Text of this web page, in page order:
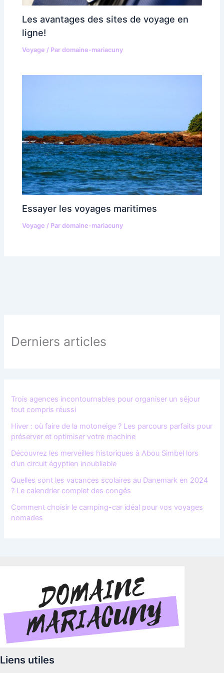
Les avantages des sites de voyage en
ligne!
Voyage / Pardomaine-mariacuny
Essayer les voyages maritimes
Voyage / Pardomaine-mariacuny
Derniers articles
Trois agences incontournables pour organiser un séjour
tout compris réussi
Hiver : où faire de la motoneige ? Les parcours parfaits pour
préserver et optimiser votre machine
Découvrez les merveilles historiques à Abou Simbel lors
d’un circuit égyptien inoubliable
Quelles sont les vacances scolaires au Danemark en 2024
? Le calendrier complet des congés
Comment choisir le camping-car idéal pour vos voyages
nomades
Liens utiles